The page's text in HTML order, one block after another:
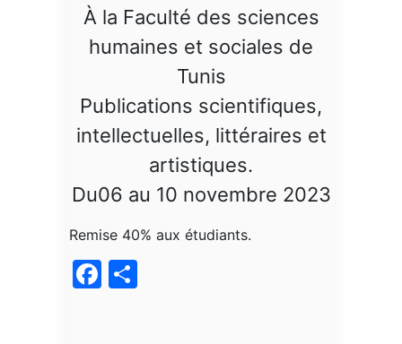
À la Faculté des sciences
humaines et sociales de
Tunis
Publications scientifiques,
intellectuelles, littéraires et
artistiques.
Du06 au 10 novembre 2023
Remise 40% aux étudiants.
Facebook